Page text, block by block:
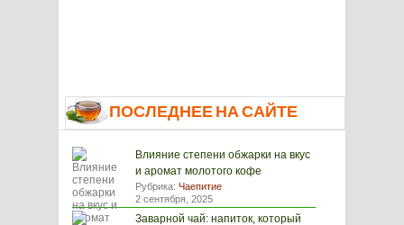
ПОСЛЕДНЕЕ НА САЙТЕ
Влияние степени обжарки на вкус
и аромат молотого кофе
Рубрика: Чаепитие
2 сентября, 2025
Заварной чай: напиток, который